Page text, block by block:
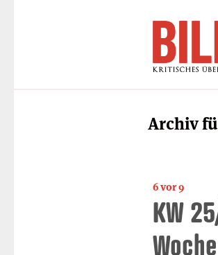
Archiv
6 vor 9
KW